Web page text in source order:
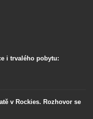
i trvalého pobytu:
v Rockies. Rozhovor se